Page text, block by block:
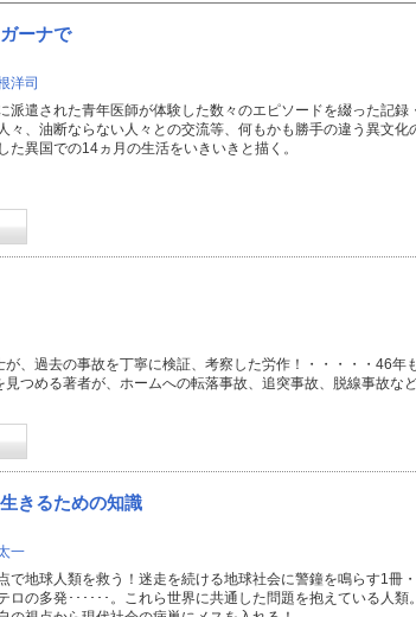
ーナで
洋司
派遣された青年医師が体験した数々のエピソードを綴った記
々、油断ならない人々との交流等、何もかも勝手の違う異文
た異国での14ヵ月の生活をいきいきと描く。
、過去の事故を丁寧に検証、考察した労作！・・・・・46年
つめる著者が、ホームへの転落事故、追突事故、脱線事故な
きるための知識
一
で地球人類を救う！迷走を続ける地球社会に警鐘を鳴らす1冊
ロの多発･･････。これら世界に共通した問題を抱えている人